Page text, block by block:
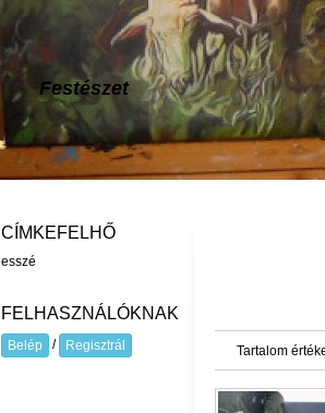
Festészet
Tartalom
CÍMKEFELHŐ
esszé
FELHASZNÁLÓKNAK
Belép / Regisztrál